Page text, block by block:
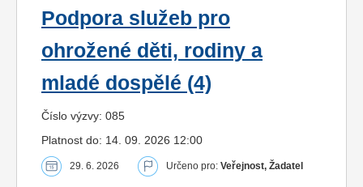
Podpora služeb pro
ohrožené děti, rodiny a
mladé dospělé (4)
Číslo výzvy: 085
Platnost do: 14. 09. 2026 12:00
29. 6. 2026 Určeno pro: Veřejnost, Žadatel